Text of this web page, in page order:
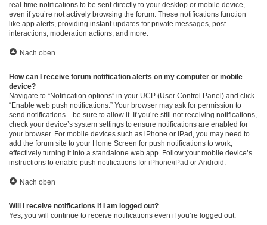
real-time notifications to be sent directly to your desktop or mobile device,
even if you’re not actively browsing the forum. These notifications function
like app alerts, providing instant updates for private messages, post
interactions, moderation actions, and more.
Nach oben
How can I receive forum notification alerts on my computer or mobile
device?
Navigate to “Notification options” in your UCP (User Control Panel) and click
“Enable web push notifications.” Your browser may ask for permission to
send notifications—be sure to allow it. If you’re still not receiving notifications,
check your device’s system settings to ensure notifications are enabled for
your browser. For mobile devices such as iPhone or iPad, you may need to
add the forum site to your Home Screen for push notifications to work,
effectively turning it into a standalone web app. Follow your mobile device’s
instructions to enable push notifications for iPhone/iPad or Android .
Nach oben
Will I receive notifications if I am logged out?
Yes, you will continue to receive notifications even if you’re logged out.